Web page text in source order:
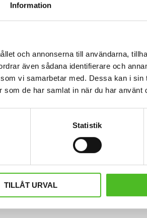
Information
och annonserna till användarna,
även sådana identifierare och
vi samarbetar med. Dessa kan i sin
de har samlat in när du har använt
Statistik
TILLÅT URVAL
för att vara hållbar och ge
Lägg till i favoriter